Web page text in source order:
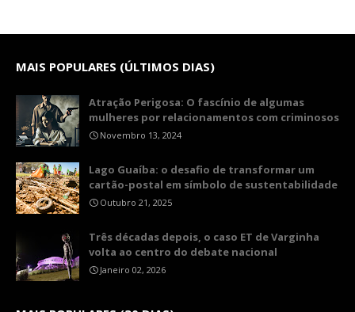
MAIS POPULARES (ÚLTIMOS DIAS)
Atração Perigosa: O fascínio de algumas
mulheres por relacionamentos com criminosos
Novembro 13, 2024
Lago Guaíba: o desafio de transformar um
cartão-postal em símbolo de sustentabilidade
Outubro 21, 2025
Três décadas depois, o caso ET de Varginha
volta ao centro do debate nacional
Janeiro 02, 2026